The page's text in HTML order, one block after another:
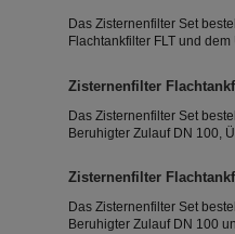
Das Zisternenfilter Set
Flachtankfilter FLT und
lässt sich in bereits
Regenwassertank einfach
Zisternenfilter
Das Zisternenfilter Set
Beruhigter Zulauf DN 100,
mm. Das Regenfilter Set ist
Nutzung in der
in bereits bestehenden
Regenwassertank einfach
Zisternenfilter
Das Zisternenfilter Set
Beruhigter Zulauf DN 100